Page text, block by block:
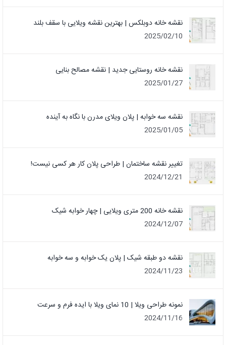
نقشه خانه دوبلکس | بهترین نقشه ویلایی با سقف بلند
2025/02/10
نقشه خانه روستایی جدید | نقشه مصالح بنایی
2025/01/27
نقشه سه خوابه | پلان ویلای مدرن با نگاه به آینده
2025/01/05
تغییر نقشه ساختمان | طراحی پلان کار هر کسی نیست!
2024/12/21
نقشه خانه 200 متری ویلایی | چهار خوابه شیک
2024/12/07
نقشه دو طبقه شیک | پلان یک خوابه و سه خوابه
2024/11/23
نمونه طراحی ویلا | 10 نمای ویلا با ایده فرم و سرعت
2024/11/16